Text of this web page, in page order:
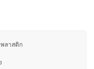
พลาสติก